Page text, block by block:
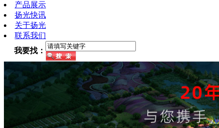
产品展示
扬光快讯
关于扬光
联系我们
我要找：